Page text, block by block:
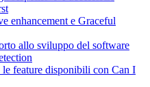
enhancement e Graceful
allo sviluppo del software
feature disponibili con Can I